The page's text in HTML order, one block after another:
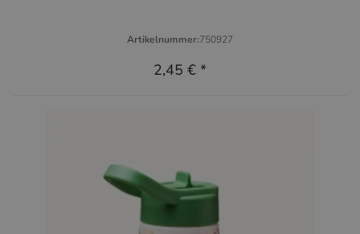
Artikelnummer:750927
2,45 € *